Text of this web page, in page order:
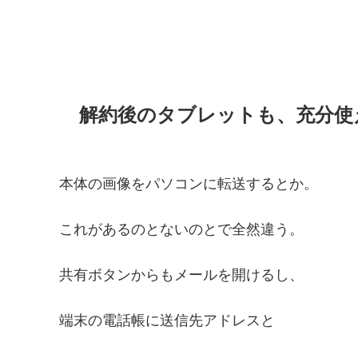
解約後のタブレットも、充分
本体の画像をパソコンに転送するとか。
これがあるのとないのとで全然違う。
共有ボタンからもメールを開けるし、
端末の電話帳に送信先アドレスと